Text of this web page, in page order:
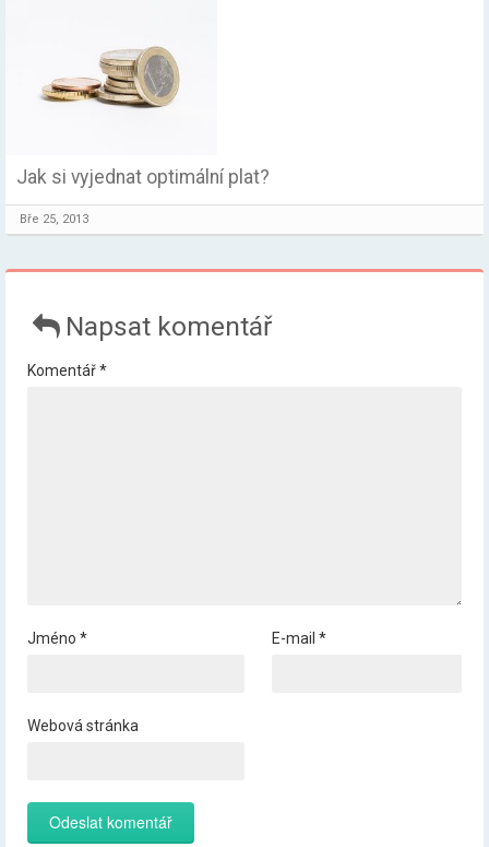
Jak si vyjednat optimální plat?
Bře 25, 2013
Napsat komentář
Komentář*
Jméno * E-mail *
Webová stránka